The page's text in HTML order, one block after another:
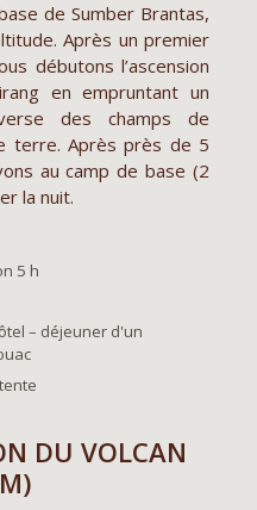
de Sumber Brantas,
Après un premier
débutons l’ascension
en empruntant un
des champs de
terre. Après près de 5
au camp de base (2
la nuit.
5 h
– déjeuner d'un
DU VOLCAN